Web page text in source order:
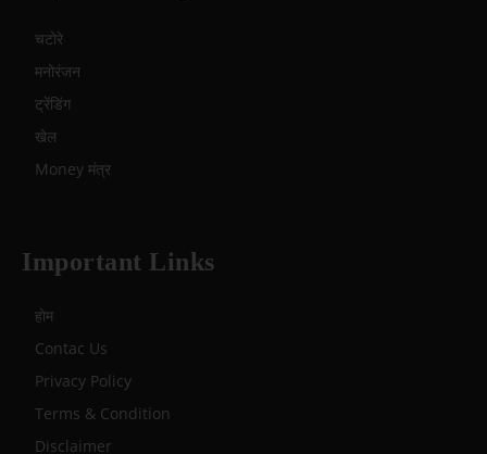
चटोरे
मनोरंजन
ट्रेंडिंग
खेल
Money मंत्र
Important Links
होम
Contac Us
Privacy Policy
Terms & Condition
Disclaimer